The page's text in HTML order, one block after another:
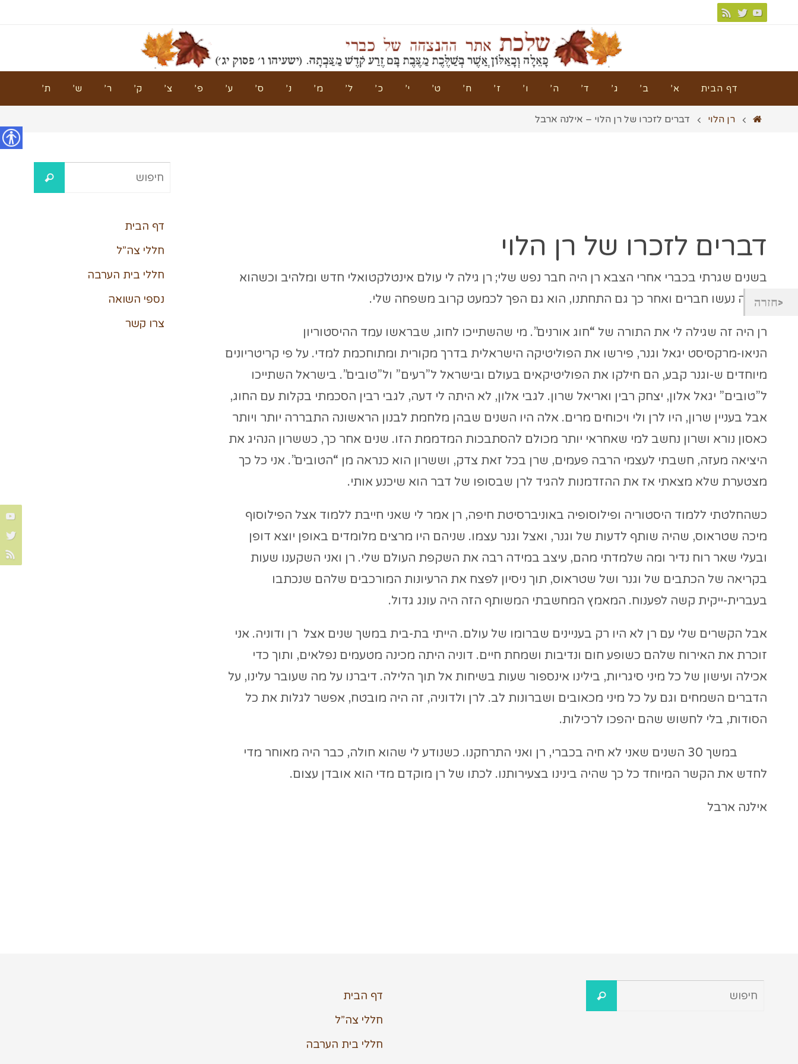
ת’ ש’ ר’ ק’ צ’ פ’ ע’ ס’ נ’ מ’ ל’ כ’ י’ ט’ ח’ ז’ ו’ ה’ ד’ ג’ ב’ א’ דף הבית
רן הלוי דברים לזכרו של רן הלוי – אילנה ארבל
דברים לזכרו של רן הלוי
בשנים שגרתי בכברי אחרי הצבא רן היה חבר נפש שלי; רן גילה לי עולם אינטלקטואלי חדש ומלהיב וכשהוא
ודוניה נעשו חברים ואחר כך גם התחתנו, הוא גם הפך לכמעט קרוב משפחה שלי.
רן היה זה שגילה לי את התורה של “חוג אורנים”. מי שהשתייכו לחוג, שבראשו עמד ההיסטוריון
הניאו-מרקסיסט יגאל וגנר, פירשו את הפוליטיקה הישראלית בדרך מקורית ומתוחכמת למדי. על פי קריטריונים
מיוחדים ש-וגנר קבע, הם חילקו את הפוליטיקאים בעולם ובישראל ל”רעים” ול”טובים”. בישראל השתייכו
ל”טובים” יגאל אלון, יצחק רבין ואריאל שרון. לגבי אלון, לא היתה לי דעה, לגבי רבין הסכמתי בקלות עם החוג,
אבל בעניין שרון, היו לרן ולי ויכוחים מרים. אלה היו השנים שבהן מלחמת לבנון הראשונה התבררה יותר ויותר
כאסון נורא ושרון נחשב למי שאחראי יותר מכולם להסתבכות המדממת הזו. שנים אחר כך, כששרון הנהיג את
היציאה מעזה, חשבתי לעצמי הרבה פעמים, שרן בכל זאת צדק, וששרון הוא כנראה מן “הטובים”. אני כל כך
מצטערת שלא מצאתי אז את ההזדמנות להגיד לרן שבסופו של דבר הוא שיכנע אותי.
כשהחלטתי ללמוד היסטוריה ופילוסופיה באוניברסיטת חיפה, רן אמר לי שאני חייבת ללמוד אצל הפילוסוף
מיכה שטראוס, שהיה שותף לדעות של וגנר, ואצל וגנר עצמו. שניהם היו מרצים מלומדים באופן יוצא דופן
ובעלי שאר רוח נדיר ומה שלמדתי מהם, עיצב במידה רבה את השקפת העולם שלי. רן ואני השקענו שעות
בקריאה של הכתבים של וגנר ושל שטראוס, תוך ניסיון לפצח את הרעיונות המורכבים שלהם שנכתבו
בעברית-ייקית קשה לפענוח. המאמץ המחשבתי המשותף הזה היה עונג גדול.
אבל הקשרים שלי עם רן לא היו רק בעניינים שברומו של עולם. הייתי בת-בית במשך שנים אצל רן ודוניה. אני
זוכרת את האירוח שלהם כשופע חום ונדיבות ושמחת חיים. דוניה היתה מכינה מטעמים נפלאים, ותוך כדי
אכילה ועישון של כל מיני סיגריות, בילינו אינספור שעות בשיחות אל תוך הלילה. דיברנו על מה שעובר עלינו, על
הדברים השמחים וגם על כל מיני מכאובים ושברונות לב. לרן ולדוניה, זה היה מובטח, אפשר לגלות את כל
הסודות, בלי לחשוש שהם יהפכו לרכילות.
במשך 30 השנים שאני לא חיה בכברי, רן ואני התרחקנו. כשנודע לי שהוא חולה, כבר היה מאוחר מדי
לחדש את הקשר המיוחד כל כך שהיה בינינו בצעירותנו. לכתו של רן מוקדם מדי הוא אובדן עצום.
אילנה ארבל
דף הבית
חללי צה”ל
חללי בית הערבה
נספי השואה
צרו קשר
דף הבית
חללי צה”ל
חללי בית הערבה
חזרה